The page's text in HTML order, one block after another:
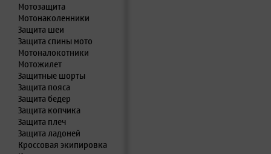
Мотозащита
Мотонаколенники
Защита шеи
Защита спины мото
Мотоналокотники
Мотожилет
Защитные шорты
Защита пояса
Защита бедер
Защита копчика
Защита плеч
Защита ладоней
Кроссовая экипировка